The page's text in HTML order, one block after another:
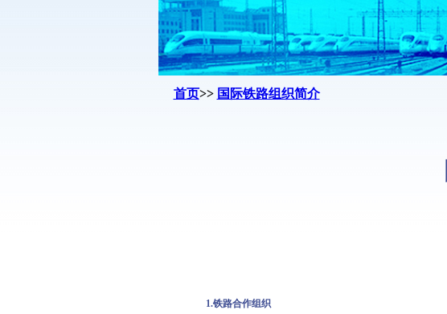
首页>> 国际铁路组织简介
1.铁路合作组织